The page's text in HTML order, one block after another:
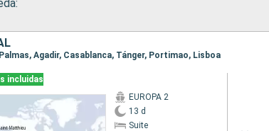
Agadir, Casablanca, Tánger, Portimao, Lisboa
incluidas
EUROPA 2
13 d
Suite